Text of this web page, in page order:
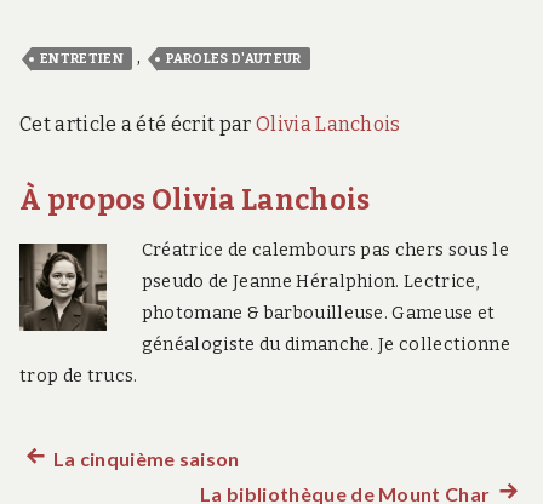
ENTRETIEN , PAROLES D'AUTEUR
Cet article a été écrit par Olivia Lanchois
À propos Olivia Lanchois
Créatrice de calembours pas chers sous le
pseudo de Jeanne Héralphion. Lectrice,
photomane & barbouilleuse. Gameuse et
généalogiste du dimanche. Je collectionne
trop de trucs.
Navigation
Article
La cinquième saison
La bibliothèque de Mount Char